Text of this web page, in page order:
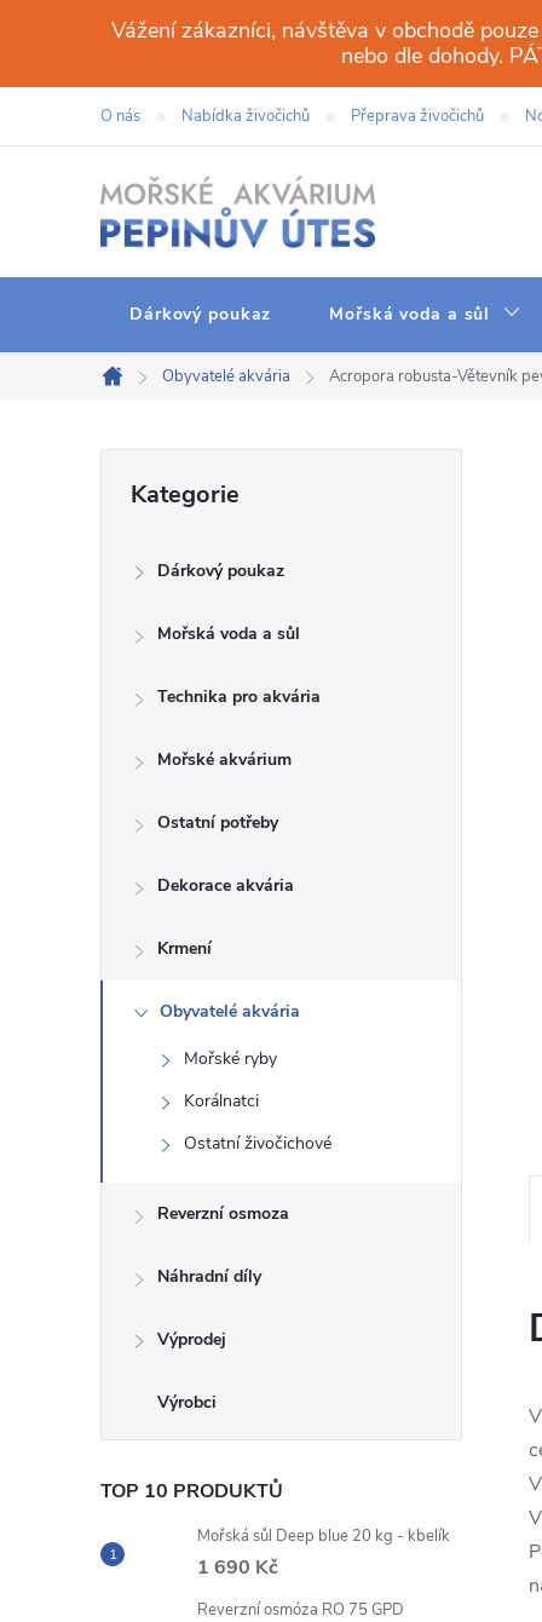
obsah
Vážení zákazníci, návštěva v obchodě
nebo dle dohody.
O nás Nabídka živočichů Přeprava živočichů
Dárkový poukaz Mořská voda a sůl
Domů
Obyvatelé akvária Acropora robusta-Větevník
e
kategorie
Kategorie
Dárkový poukaz
Mořská voda a sůl
Technika pro akvária
Mořské akvárium
Ostatní potřeby
Dekorace akvária
Krmení
Obyvatelé akvária
Mořské ryby
Korálnatci
Ostatní živočichové
Reverzní osmoza
Náhradní díly
Výprodej
TOP 10 PRODUKTŮ
Mořská sůl Deep blue 20 kg - kbelík
1 690 Kč
Reverzní osmóza RO 75 GPD